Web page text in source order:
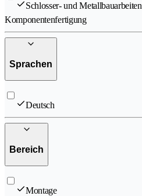
Schlosser- und Metallbauarbeiten
Komponentenfertigung
Sprachen
Deutsch
Bereich
Montage